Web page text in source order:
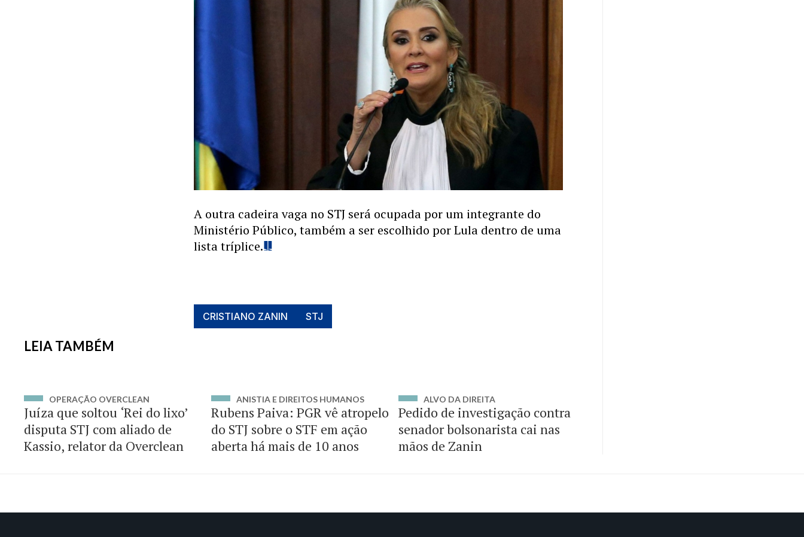
A outra cadeira vaga no STJ será ocupada por um integrante do
Ministério Público, também a ser escolhido por Lula dentro de uma
lista tríplice.
CRISTIANO ZANIN STJ
LEIA TAMBÉM
OPERAÇÃO OVERCLEAN
Juíza que soltou ‘Rei do lixo’
disputa STJ com aliado de
Kassio, relator da Overclean
ANISTIA E DIREITOS HUMANOS
Rubens Paiva: PGR vê atropelo
do STJ sobre o STF em ação
aberta há mais de 10 anos
ALVO DA DIREITA
Pedido de investigação contra
senador bolsonarista cai nas
mãos de Zanin